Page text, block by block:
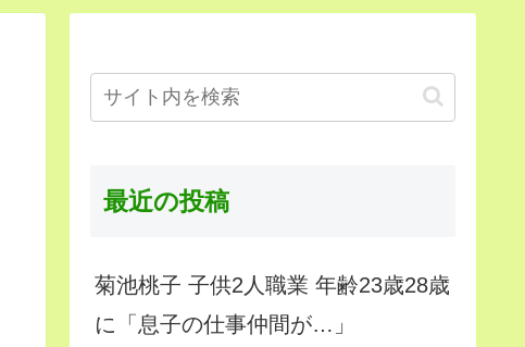
最近の投稿
菊池桃子 子供2人職業 年齢23歳28歳
に「息子の仕事仲間が…」